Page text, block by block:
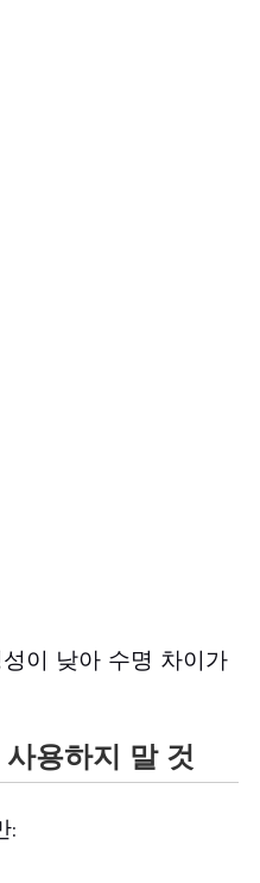
이 낮아 수명 차이가
용하지 말 것
: